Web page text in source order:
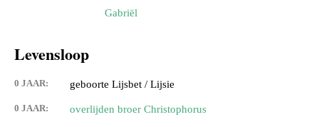
Gabriël
Levensloop
0 JAAR: geboorte Lijsbet / Lijsie
0 JAAR: overlijden broer Christophorus